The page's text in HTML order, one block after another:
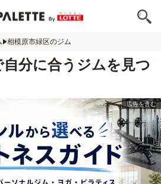
相模原市緑区のジム
分に合うジムを見つ